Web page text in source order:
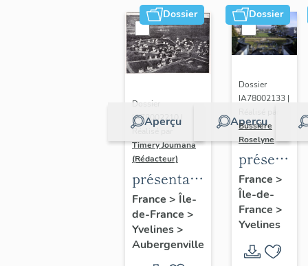
Dossier
Aperçu
Dossier
IA78002210 |
Réalisé par
Timery Joumana
(Rédacteur)
présentation
de l'étude
d'Elisabethville
France > Île-
de-France >
Yvelines>
Aubergenville
Dossier
Aperçu
Dossier
IA78002133 |
Bussière
Roselyne
du
diagnostic
et
France >
Île-de-
France >
Yvelines